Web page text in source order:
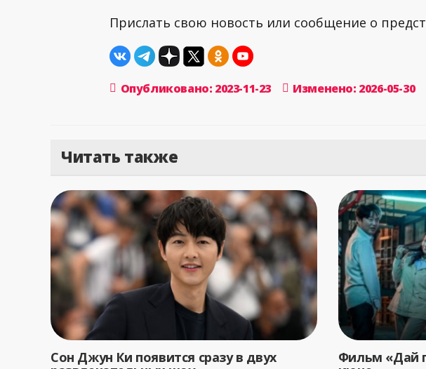
Прислать свою новость или сообщение о
Опубликовано: 2023-11-23 Изменено: 2026-05-30
Читать также
Сон Джун Ки появится сразу в двух Фильм «Дай